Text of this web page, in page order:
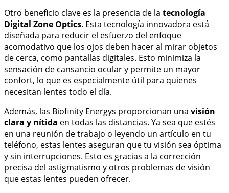
Otro beneficio clave es la presencia de la tecnología
Digital Zone Optics. Esta tecnología innovadora está
diseñada para reducir el esfuerzo del enfoque
acomodativo que los ojos deben hacer al mirar objetos
de cerca, como pantallas digitales. Esto minimiza la
sensación de cansancio ocular y permite un mayor
confort, lo que es especialmente útil para quienes
necesitan lentes todo el día.
Además, las Biofinity Energys proporcionan una visión
clara y nítida en todas las distancias. Ya sea que estés
en una reunión de trabajo o leyendo un artículo en tu
teléfono, estas lentes aseguran que tu visión sea óptima
y sin interrupciones. Esto es gracias a la corrección
precisa del astigmatismo y otros problemas de visión
que estas lentes pueden ofrecer.